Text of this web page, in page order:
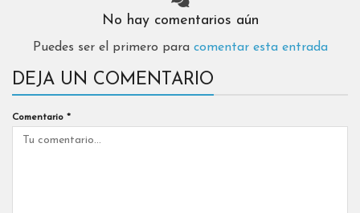
No hay comentarios aún
Puedes ser el primero para comentar esta entrada
DEJA UN COMENTARIO
Comentario *